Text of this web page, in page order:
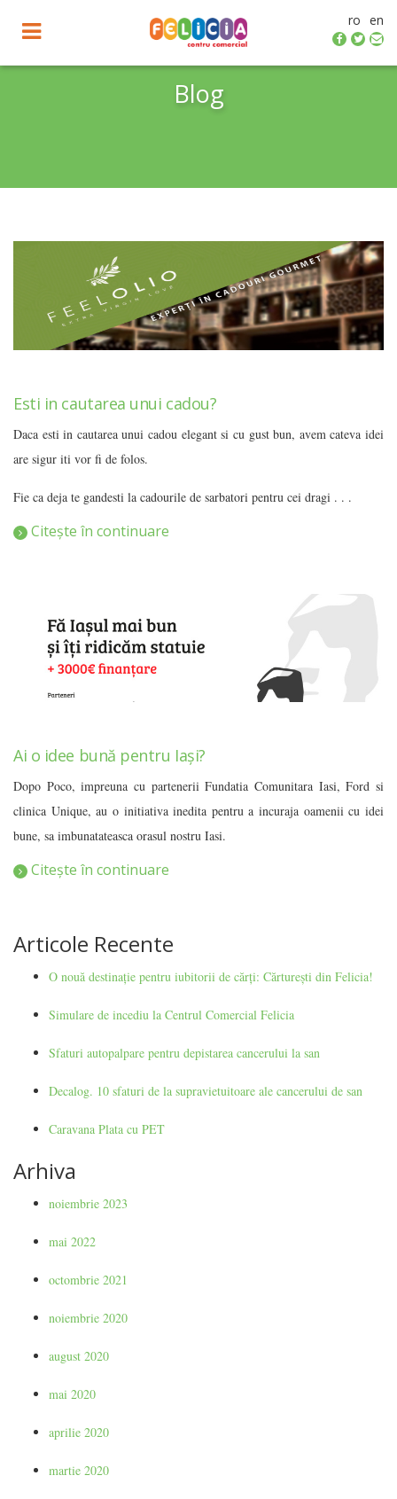
en
ro
Toggle
navigation
Blog
Esti in cautarea unui cadou?
Daca esti in cautarea unui cadou elegant si cu gust bun, avem cateva idei
are sigur iti vor fi de folos.
Fie ca deja te gandesti la cadourile de sarbatori pentru cei dragi . . .
Citește în continuare
Ai o idee bună pentru Iași?
Dopo Poco, impreuna cu partenerii Fundatia Comunitara Iasi, Ford si
clinica Unique, au o initiativa inedita pentru a incuraja oamenii cu idei
bune, sa imbunatateasca orasul nostru Iasi.
Citește în continuare
Articole Recente
O nouă destinație pentru iubitorii de cărți: Cărturești din Felicia!
Simulare de incediu la Centrul Comercial Felicia
Sfaturi autopalpare pentru depistarea cancerului la san
Decalog. 10 sfaturi de la supravietuitoare ale cancerului de san
Caravana Plata cu PET
Arhiva
noiembrie 2023
mai 2022
octombrie 2021
noiembrie 2020
august 2020
mai 2020
aprilie 2020
martie 2020